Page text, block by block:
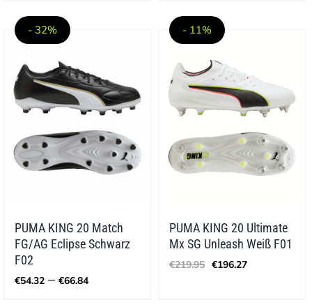
€129.95
- 32%
PUMA KING 20 Match
FG/AG Eclipse Schwarz
F02
€54.32 – €66.84Preisspanne:
- 11%
PUMA KING 20 Ultimate
Mx SG Unleash Weiß F01
€219.95 Ursprünglicher
€196.27Aktueller